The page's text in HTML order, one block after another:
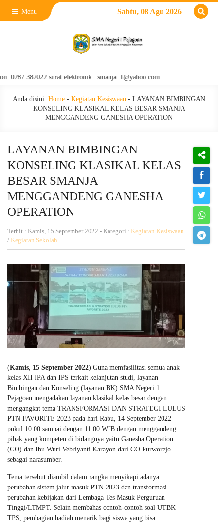
Menu Sabtu, 08 Agu 2026
382022 surat elektronik : smanja_1@yahoo.com
Anda disini :Home - Kegiatan Kesiswaan - LAYANAN BIMBINGAN
KONSELING KLASIKAL KELAS BESAR SMANJA
MENGGANDENG GANESHA OPERATION
LAYANAN BIMBINGAN
KONSELING KLASIKAL KELAS
BESAR SMANJA
MENGGANDENG GANESHA
OPERATION
Terbit : Kamis, 15 September 2022 - Kategori : Kegiatan Kesiswaan
/ Kegiatan Sekolah
(Kamis, 15 September 2022) Guna memfasilitasi semua anak
kelas XII IPA dan IPS terkait kelanjutan studi, layanan
Bimbingan dan Konseling (layanan BK) SMA Negeri 1
Pejagoan mengadakan layanan klasikal kelas besar dengan
mengangkat tema TRANSFORMASI DAN STRATEGI LULUS
PTN FAVORITE 2023 pada hari Rabu, 14 September 2022
pukul 10.00 sampai dengan 11.00 WIB dengan menggandeng
pihak yang kompeten di bidangnya yaitu Ganesha Operation
(GO) dan Ibu Wuri Vebriyanti Karayon dari GO Purworejo
sebagai narasumber.
Tema tersebut diambil dalam rangka menyikapi adanya
perubahan sistem jalur masuk PTN 2023 dan transformasi
perubahan kebijakan dari Lembaga Tes Masuk Perguruan
Tinggi/LTMPT. Selain membahas contoh-contoh soal UTBK
TPS, pembagian hadiah menarik bagi siswa yang bisa